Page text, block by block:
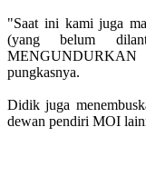
"Saat ini kami juga
(yang belum
pungkasnya.
Didik juga
dewan pendiri MOI